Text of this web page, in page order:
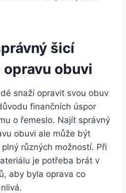
šicí
obuvi
snaží‌ opravit svou obuv
finančních úspor
o řemeslo.⁤ Najít správný
obuvi ale může být
různých možností. Při
je potřeba‍ brát ​v
aby byla oprava co